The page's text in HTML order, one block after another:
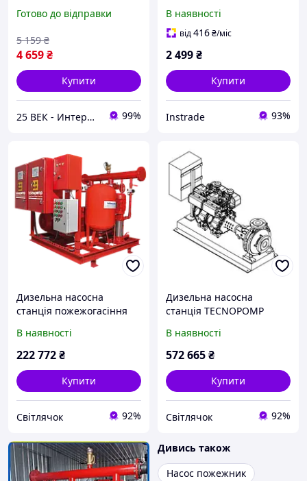
Готово до відправки
4 659₴
5 159 ₴
Купити
25 ВЕК - Интернет-Магазин: электрический, бензиновый, аккумуляторный инструмент и строительство. 99%
В наявності
від416₴/міс
2 499₴
Купити
Instrade 93%
Дизельна насосна
станція пожежогасіння
В наявності
222 772₴
Купити
Світлячок 92%
Дизельна насосна
станція TECNOPOMP
В наявності
572 665₴
Купити
Світлячок 92%
Дивись також
Насос пожежник